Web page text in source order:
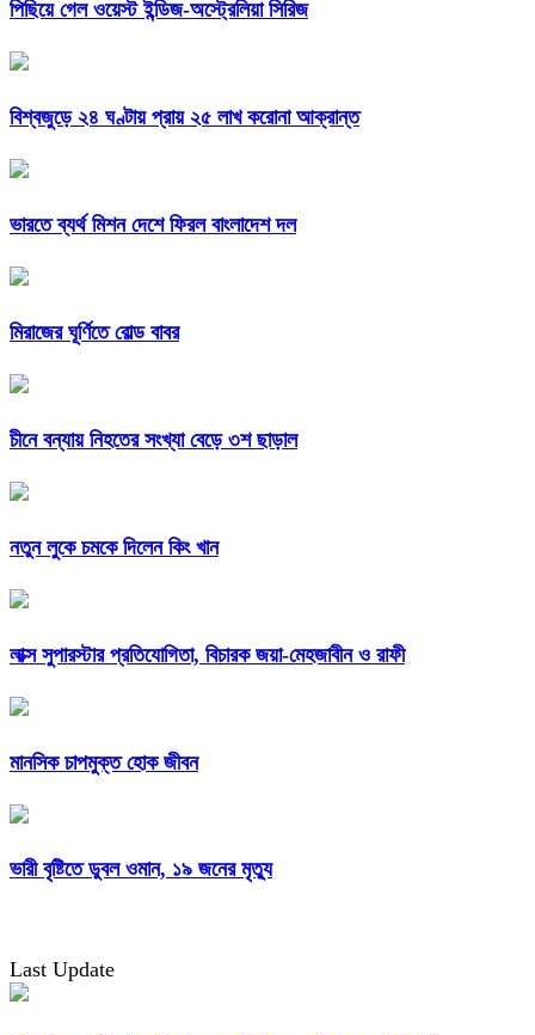
পিছিয়ে গেল ওয়েস্ট ইন্ডিজ-অস্ট্রেলিয়া সিরিজ
বিশ্বজুড়ে ২৪ ঘণ্টায় প্রায় ২৫ লাখ করোনা আক্রান্ত
ভারতে ব্যর্থ মিশন দেশে ফিরল বাংলাদেশ দল
মিরাজের ঘূর্ণিতে বোল্ড বাবর
চীনে বন্যায় নিহতের সংখ্যা বেড়ে ৩শ ছাড়াল
নতুন লুকে চমকে দিলেন কিং খান
লাক্স সুপারস্টার প্রতিযোগিতা, বিচারক জয়া-মেহজাবীন ও রাফী
মানসিক চাপমুক্ত হোক জীবন
ভারী বৃষ্টিতে ডুবল ওমান, ১৯ জনের মৃত্যু
Last Update